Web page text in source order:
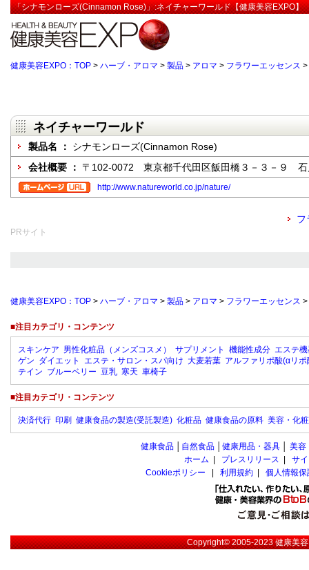
「シナモンローズ(Cinnamon Rose)」:ネイチャーワールド【健康美容EXPO】
健康美容EXPO：TOP > ハーブ・アロマ > 製品 > アロマ > フラワーエッセンス >
ネイチャーワールド
製品名 ： シナモンローズ(Cinnamon Rose)
会社概要 ： 〒102-0072 東京都千代田区飯田橋３－３－９ 石
http://www.natureworld.co.jp/nature/
フ
PRサイト
健康美容EXPO：TOP > ハーブ・アロマ > 製品 > アロマ > フラワーエッセンス >
■注目カテゴリ・コンテンツ
スキンケア 男性化粧品（メンズコスメ） サプリメント 機能性成分 エステ
ゲン ダイエット エステ・サロン・スパ向け 大麦若葉 アルファリポ酸(αリポ
テイン ブルーベリー 豆乳 寒天 車椅子
■注目カテゴリ・コンテンツ
決済代行 印刷 健康食品の製造(受託製造) 化粧品 健康食品の原料 美容・化
健康食品 自然食品 健康用品・器具 美容
ホーム
プレスリリース
サ
Cookieポリシー
利用規約 個人情報
Copyright© 2005-2023健康美